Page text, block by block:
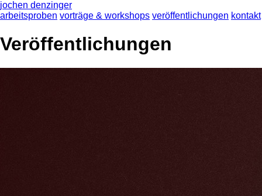
jochen denzinger
arbeitsproben vorträge & workshops veröffentlichungen kontakt
Veröffentlichungen